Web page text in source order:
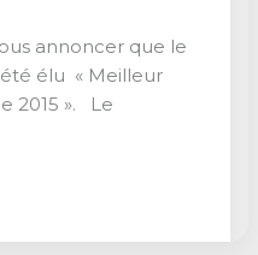
annoncer que le
élu « Meilleur
2015 ». Le